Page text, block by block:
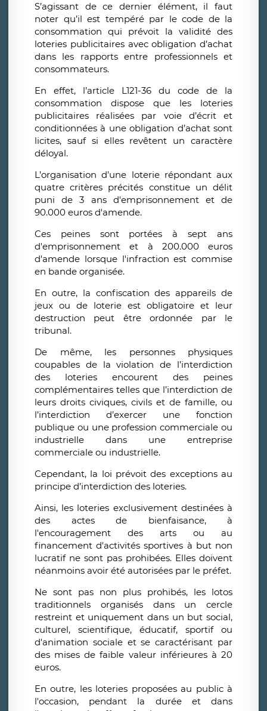
S’agissant de ce dernier élément, il faut
noter qu’il est tempéré par le code de la
consommation qui prévoit la validité des
loteries publicitaires avec obligation d’achat
dans les rapports entre professionnels et
consommateurs.
En effet, l’article L121-36 du code de la
consommation dispose que les loteries
publicitaires réalisées par voie d’écrit et
conditionnées à une obligation d’achat sont
licites, sauf si elles revêtent un caractère
déloyal.
L’organisation d’une loterie répondant aux
quatre critères précités constitue un délit
puni de 3 ans d'emprisonnement et de
90.000 euros d'amende.
Ces peines sont portées à sept ans
d'emprisonnement et à 200.000 euros
d'amende lorsque l'infraction est commise
en bande organisée.
En outre, la confiscation des appareils de
jeux ou de loterie est obligatoire et leur
destruction peut être ordonnée par le
tribunal.
De même, les personnes physiques
coupables de la violation de l’interdiction
des loteries encourent des peines
complémentaires telles que l’interdiction de
leurs droits civiques, civils et de famille, ou
l’interdiction d’exercer une fonction
publique ou une profession commerciale ou
industrielle dans une entreprise
commerciale ou industrielle.
Cependant, la loi prévoit des exceptions au
principe d’interdiction des loteries.
Ainsi, les loteries exclusivement destinées à
des actes de bienfaisance, à
l'encouragement des arts ou au
financement d'activités sportives à but non
lucratif ne sont pas prohibées. Elles doivent
néanmoins avoir été autorisées par le préfet.
Ne sont pas non plus prohibés, les lotos
traditionnels organisés dans un cercle
restreint et uniquement dans un but social,
culturel, scientifique, éducatif, sportif ou
d'animation sociale et se caractérisant par
des mises de faible valeur inférieures à 20
euros.
En outre, les loteries proposées au public à
l'occasion, pendant la durée et dans